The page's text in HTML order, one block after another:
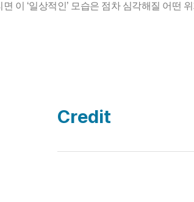
이 ‘일상적인’ 모습은 점차 심각해질 어떤
Credit